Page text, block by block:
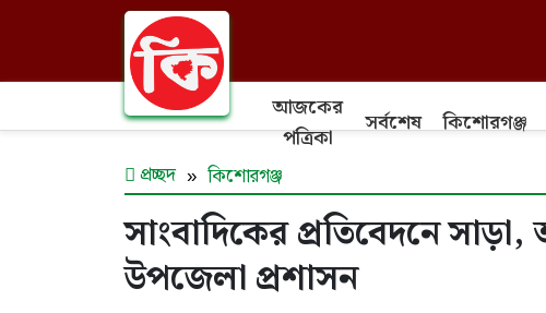
আজকের
পত্রিকা
সর্বশেষ কিশোরগঞ্জ
প্রচ্ছদ কিশোরগঞ্জ
সাংবাদিকের প্রতিবেদনে
উপজেলা প্রশাসন